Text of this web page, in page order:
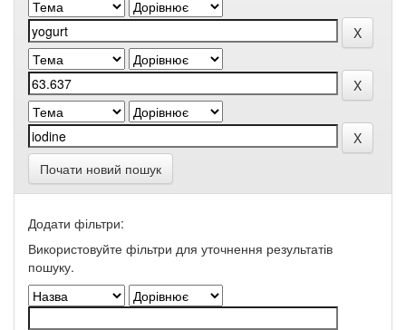
Почати новий пошук
Додати фільтри:
Використовуйте фільтри для уточнення результатів
пошуку.